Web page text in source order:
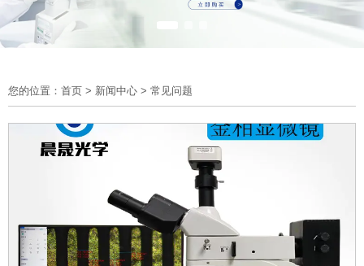
您的位置：首页 > 新闻中心 > 常见问题